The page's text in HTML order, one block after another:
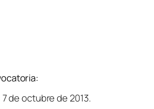
de octubre de 2013.